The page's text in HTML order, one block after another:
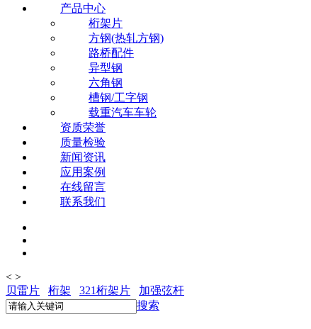
产品中心
桁架片
方钢(热轧方钢)
路桥配件
异型钢
六角钢
槽钢/工字钢
载重汽车车轮
资质荣誉
质量检验
新闻资讯
应用案例
在线留言
联系我们
< >
贝雷片
桁架 321桁架片
加强弦杆
搜索